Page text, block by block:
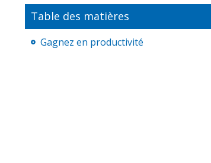
Table des matières
Gagnez en productivité